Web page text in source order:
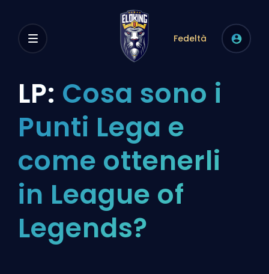
Fedeltà
LP: Cosa sono i
Punti Lega e
come ottenerli
in League of
Legends?